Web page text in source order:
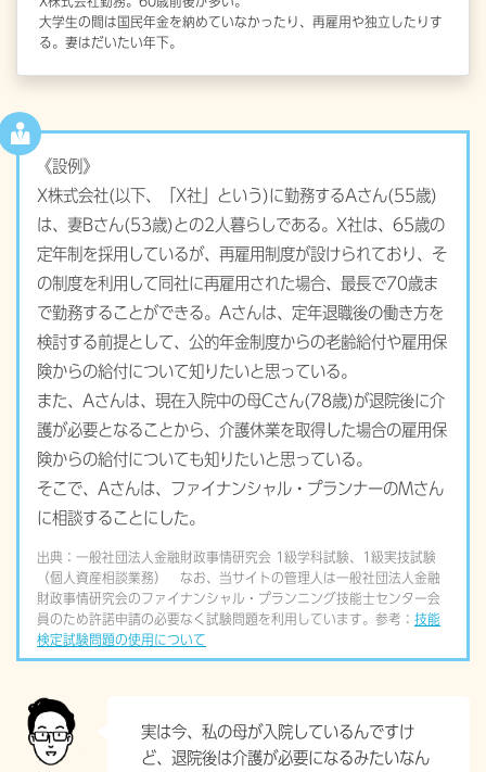
大学生の間は国民年金を納めていなかったり、再雇用や独立したりす
る。妻はだいたい年下。
《設例》
X株式会社(以下、「X社」という)に勤務するAさん(55歳)
は、妻Bさん(53歳)との2人暮らしである。X社は、65歳の
定年制を採用しているが、再雇用制度が設けられており、そ
の制度を利用して同社に再雇用された場合、最長で70歳ま
で勤務することができる。Aさんは、定年退職後の働き方を
検討する前提として、公的年金制度からの老齢給付や雇用保
険からの給付について知りたいと思っている。
また、Aさんは、現在入院中の母Cさん(78歳)が退院後に介
護が必要となることから、介護休業を取得した場合の雇用保
険からの給付についても知りたいと思っている。
そこで、Aさんは、ファイナンシャル・プランナーのMさん
に相談することにした。
出典：一般社団法人金融財政事情研究会 1級学科試験、1級実技試験
（個人資産相談業務） なお、当サイトの管理人は一般社団法人金融
財政事情研究会のファイナンシャル・プランニング技能士センター会
員のため許諾申請の必要なく試験問題を利用しています。参考： 技能
検定試験問題の使用について
実は今、私の母が入院しているんですけ
ど、退院後は介護が必要になるみたいなん